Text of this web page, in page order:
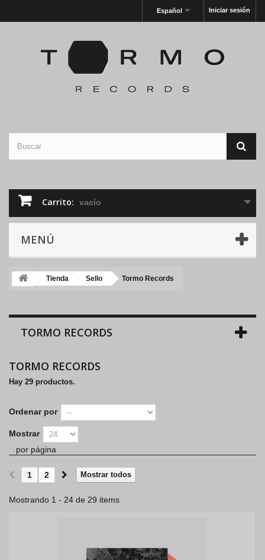
Iniciar sesión
Español
Carrito: vacío
MENÚ
Tienda Sello Tormo Records
TORMO RECORDS
TORMO RECORDS
Hay 29 productos.
Ordenar por
Mostrar
por página
Mostrar todos
1 2
Mostrando 1 - 24 de 29 items